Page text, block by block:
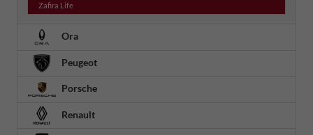
Zafira Life
Ora
Peugeot
Porsche
Renault